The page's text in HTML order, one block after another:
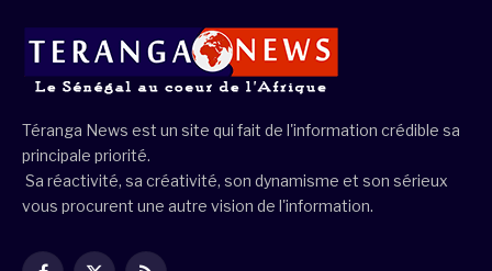
Téranga News est un site qui fait de l'information crédible sa
principale priorité.
Sa réactivité, sa créativité, son dynamisme et son sérieux
vous procurent une autre vision de l'information.